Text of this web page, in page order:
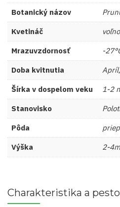
Botanický názov
Kvetináč
Mrazuvzdornosť -
Doba kvitnutia
Šírka v dospelom veku 1-2
Stanovisko
Pôda
Výška 2-4m
Charakteristika a